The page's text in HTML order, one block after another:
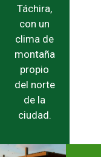
Táchira,
con un
clima de
montaña
propio
del norte
de la
ciudad.